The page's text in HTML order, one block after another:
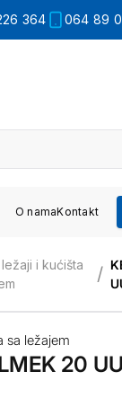
364 064 89
O namaKontakt
i kućišta
/
sa ležajem
20